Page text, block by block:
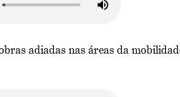
adiadas nas áreas da